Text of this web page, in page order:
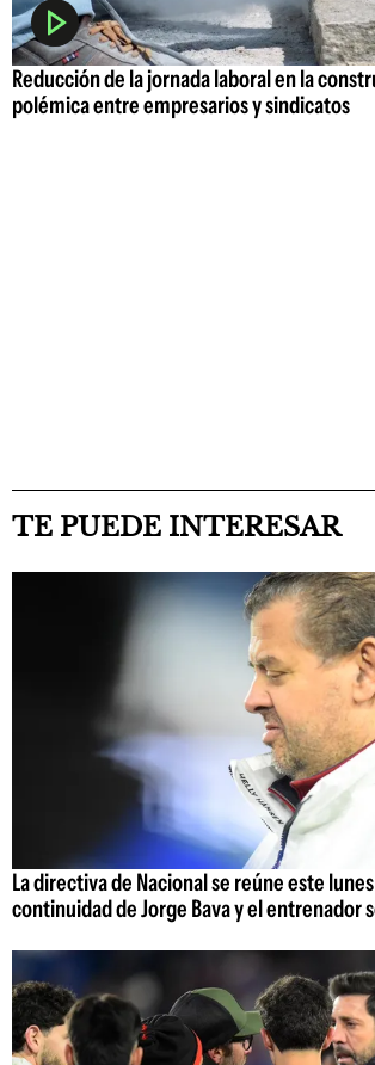
Reducción de la jornada laboral en la
polémica entre empresarios y sindicatos
TE PUEDE INTERESAR
La directiva de Nacional se reúne este
continuidad de Jorge Bava y el entrenador